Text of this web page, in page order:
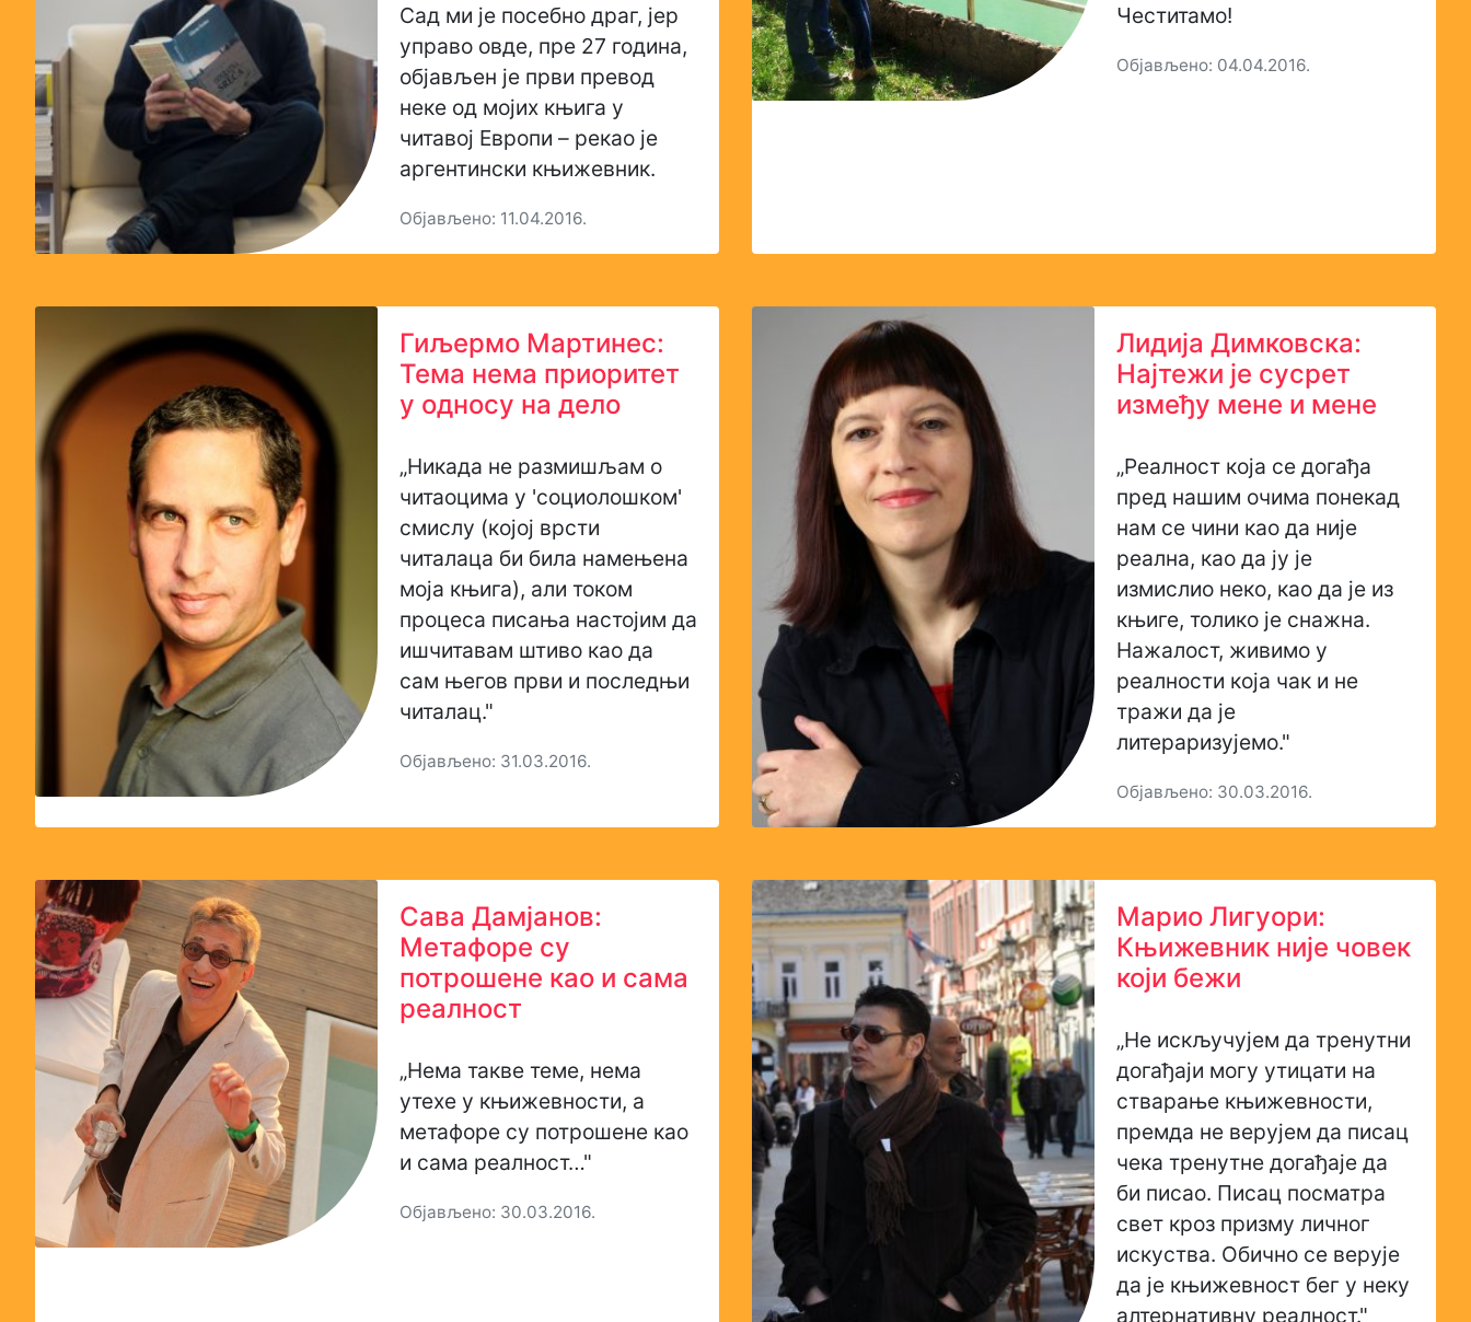
Сад ми је посебно драг, јер
управо овде, пре 27 година,
објављен је први превод
неке од мојих књига у
читавој Европи – рекао је
аргентински књижевник.
Објављено: 11.04.2016.
Честитамо!
Објављено: 04.04.2016.
Гиљермо Мартинес:
Тема нема приоритет
у односу на дело
„Никада не размишљам о
читаоцима у 'социолошком'
смислу (којој врсти
читалаца би била намењена
моја књига), али током
процеса писања настојим да
ишчитавам штиво као да
сам његов први и последњи
читалац."
Објављено: 31.03.2016.
Лидија Димковска:
Најтежи је сусрет
између мене и мене
„Реалност која се догађа
пред нашим очима понекад
нам се чини као да није
реална, као да ју је
измислио неко, као да је из
књиге, толико је снажна.
Нажалост, живимо у
реалности која чак и не
тражи да је
литераризујемо."
Објављено: 30.03.2016.
Сава Дамјанов:
Метафоре су
потрошене као и сама
реалност
„Нема такве теме, нема
утехе у књижевности, а
метафоре су потрошене као
и сама реалност…"
Објављено: 30.03.2016.
Марио Лигуори:
Књижевник није човек
који бежи
„Не искључујем да тренутни
догађаји могу утицати на
стварање књижевности,
премда не верујем да писац
чека тренутне догађаје да
би писао. Писац посматра
свет кроз призму личног
искуства. Обично се верује
да је књижевност бег у неку
алтернативну реалност."